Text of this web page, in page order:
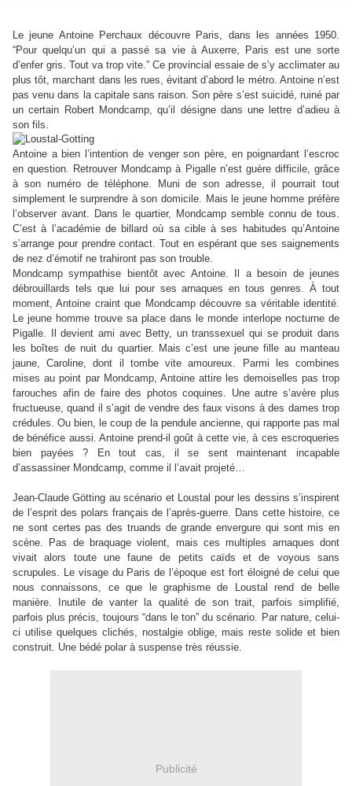
Le jeune Antoine Perchaux découvre Paris, dans les années 1950.
“Pour quelqu’un qui a passé sa vie à Auxerre, Paris est une sorte
d’enfer gris. Tout va trop vite.” Ce provincial essaie de s’y acclimater au
plus tôt, marchant dans les rues, évitant d’abord le métro. Antoine n’est
pas venu dans la capitale sans raison. Son père s’est suicidé, ruiné par
un certain Robert Mondcamp, qu’il désigne dans une lettre d’adieu à
son fils.
Antoine a bien l’intention de venger son père, en poignardant l’escroc
en question. Retrouver Mondcamp à Pigalle n’est guère difficile, grâce
à son numéro de téléphone. Muni de son adresse, il pourrait tout
simplement le surprendre à son domicile. Mais le jeune homme préfère
l’observer avant. Dans le quartier, Mondcamp semble connu de tous.
C’est à l’académie de billard où sa cible à ses habitudes qu’Antoine
s’arrange pour prendre contact. Tout en espérant que ses saignements
de nez d’émotif ne trahiront pas son trouble.
Mondcamp sympathise bientôt avec Antoine. Il a besoin de jeunes
débrouillards tels que lui pour ses arnaques en tous genres. À tout
moment, Antoine craint que Mondcamp découvre sa véritable identité.
Le jeune homme trouve sa place dans le monde interlope nocturne de
Pigalle. Il devient ami avec Betty, un transsexuel qui se produit dans
les boîtes de nuit du quartier. Mais c’est une jeune fille au manteau
jaune, Caroline, dont il tombe vite amoureux. Parmi les combines
mises au point par Mondcamp, Antoine attire les demoiselles pas trop
farouches afin de faire des photos coquines. Une autre s’avère plus
fructueuse, quand il s’agit de vendre des faux visons à des dames trop
crédules. Ou bien, le coup de la pendule ancienne, qui rapporte pas mal
de bénéfice aussi. Antoine prend-il goût à cette vie, à ces escroqueries
bien payées ? En tout cas, il se sent maintenant incapable
d’assassiner Mondcamp, comme il l’avait projeté…
Jean-Claude Götting au scénario et Loustal pour les dessins s’inspirent
de l’esprit des polars français de l’après-guerre. Dans cette histoire, ce
ne sont certes pas des truands de grande envergure qui sont mis en
scène. Pas de braquage violent, mais ces multiples arnaques dont
vivait alors toute une faune de petits caïds et de voyous sans
scrupules. Le visage du Paris de l’époque est fort éloigné de celui que
nous connaissons, ce que le graphisme de Loustal rend de belle
manière. Inutile de vanter la qualité de son trait, parfois simplifié,
parfois plus précis, toujours “dans le ton” du scénario. Par nature, celui-
ci utilise quelques clichés, nostalgie oblige, mais reste solide et bien
construit. Une bédé polar à suspense très réussie.
Publicité